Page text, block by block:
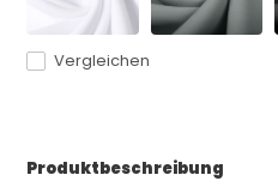
Vergleichen
Produktbeschreibung